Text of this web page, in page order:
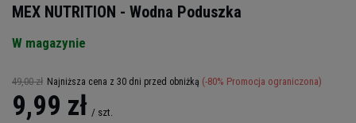
MEX NUTRITION - Wodna Poduszka
W magazynie
49,00 zł Najniższa cena z 30 dni przed obniżką (-80% Promocja ograniczona)
9,99 zł / szt.